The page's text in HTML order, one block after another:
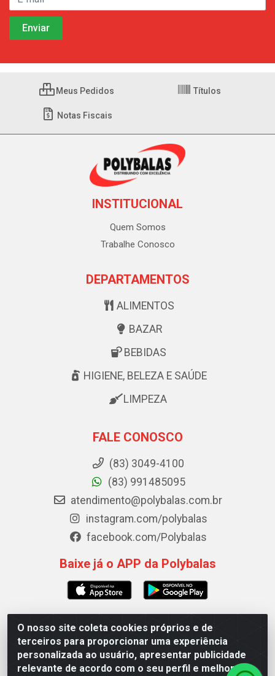
O nosso site coleta cookies próprios e de
terceiros para proporcionar uma experiência
personalizada ao usuário, apresentar publicidade
relevante de acordo com o seu perfil e melhorar a
Meus Pedidos Títulos
Notas Fiscais
INSTITUCIONAL
Quem Somos
Trabalhe Conosco
DEPARTAMENTOS
ALIMENTOS
BAZAR
BEBIDAS
HIGIENE, BELEZA E SAÚDE
LIMPEZA
FALE CONOSCO
(83) 3049-4100
(83) 991485095
atendimento@polybalas.com.br
instagram.com/polybalas
facebook.com/Polybalas
Baixe já o APP da Polybalas
Polybalas - Rua João Miguel de Souza, 173 Galpão B -
Ernesto Geisel, João Pessoa/PB - CEP 58.075-075 - CNPJ
00.909.327/0002-61